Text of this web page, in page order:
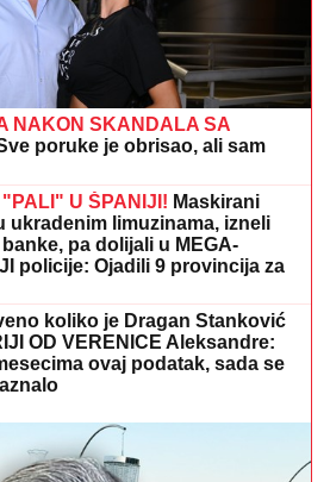
NAKON SKANDALA SA
poruke je obrisao, ali sam
U ŠPANIJI! Maskirani
ukradenim limuzinama, izneli
pa dolijali u MEGA-
policije: Ojadili 9 provincija za
koliko je Dragan Stanković
OD VERENICE Aleksandre:
ovaj podatak, sada se